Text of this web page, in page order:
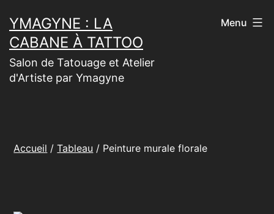
au
contenu
YMAGYNE : LA
CABANE À TATTOO
Salon de Tatouage et Atelier
d'Artiste par Ymagyne
Menu
Accueil /Tableau / Peinture murale florale